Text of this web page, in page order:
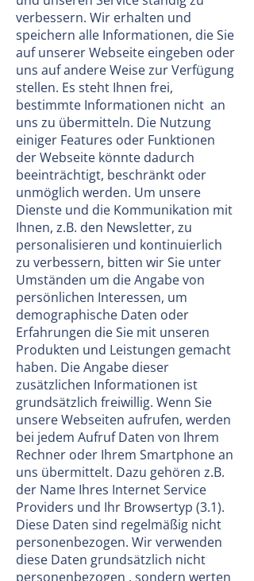
verbessern. Wir erhalten und
speichern alle Informationen, die Sie
auf unserer Webseite eingeben oder
uns auf andere Weise zur Verfügung
stellen. Es steht Ihnen frei,
bestimmte Informationen nicht an
uns zu übermitteln. Die Nutzung
einiger Features oder Funktionen
der Webseite könnte dadurch
beeinträchtigt, beschränkt oder
unmöglich werden. Um unsere
Dienste und die Kommunikation mit
Ihnen, z.B. den Newsletter, zu
personalisieren und kontinuierlich
zu verbessern, bitten wir Sie unter
Umständen um die Angabe von
persönlichen Interessen, um
demographische Daten oder
Erfahrungen die Sie mit unseren
Produkten und Leistungen gemacht
haben. Die Angabe dieser
zusätzlichen Informationen ist
grundsätzlich freiwillig. Wenn Sie
unsere Webseiten aufrufen, werden
bei jedem Aufruf Daten von Ihrem
Rechner oder Ihrem Smartphone an
uns übermittelt. Dazu gehören z.B.
der Name Ihres Internet Service
Providers und Ihr Browsertyp (3.1).
Diese Daten sind regelmäßig nicht
personenbezogen. Wir verwenden
diese Daten grundsätzlich nicht
personenbezogen , sondern werten